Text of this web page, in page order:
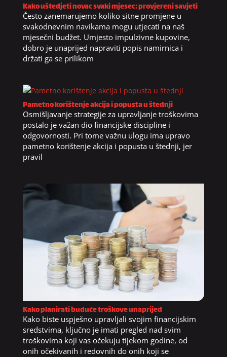
Kako uštedjeti novac svaki mjesec: provjereni savjeti
Često zanemarujemo koliko sitne promjene u
svakodnevnim navikama mogu utjecati na naš
mjesečni budžet. Umjesto impulzivne kupovine,
dobro je unaprijed napraviti popis namirnica i
držati ga se prilikom
Pametno korištenje akcija i popusta u štednji
Osmišljavanje strategije za upravljanje troškovima
postalo je važan dio financijske discipline i
odgovornosti. Pri tome važnu ulogu ima upravo
pametno korištenje akcija i popusta u štednji, jer
pravil
Kako planirati buduće troškove unaprijed
Kako biste uspješno upravljali svojim financijskim
sredstvima, ključno je imati pregled nad svim
troškovima koji vas očekuju tijekom godine, od
onih očekivanih i redovnih do onih koji se